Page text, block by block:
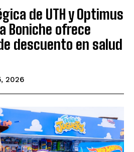
de UTH y Optimus
Boniche ofrece
descuento en salud
2026